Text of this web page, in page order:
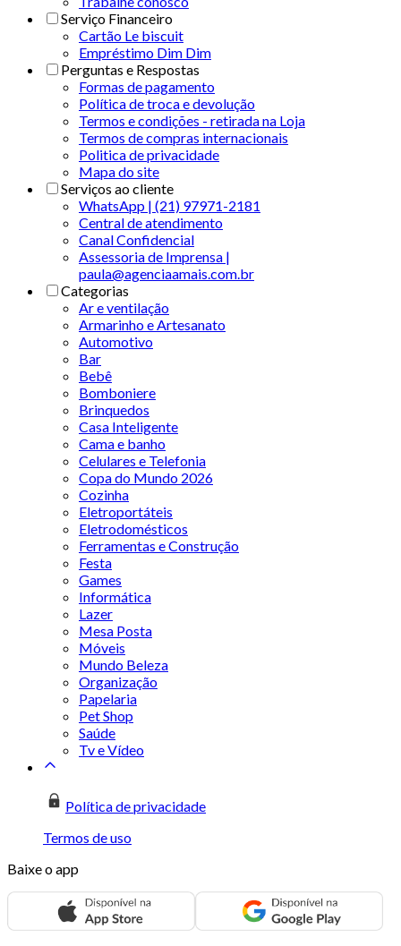
Serviço Financeiro
Cartão Le biscuit
Empréstimo Dim Dim
Perguntas e Respostas
Formas de pagamento
Política de troca e devolução
Termos e condições - retirada na Loja
Termos de compras internacionais
Politica de privacidade
Mapa do site
Serviços ao cliente
WhatsApp | (21) 97971-2181
Central de atendimento
Canal Confidencial
Assessoria de Imprensa |
paula@agenciaamais.com.br
Categorias
Ar e ventilação
Armarinho e Artesanato
Automotivo
Bar
Bebê
Bomboniere
Brinquedos
Casa Inteligente
Cama e banho
Celulares e Telefonia
Copa do Mundo 2026
Cozinha
Eletroportáteis
Eletrodomésticos
Ferramentas e Construção
Festa
Games
Informática
Lazer
Mesa Posta
Móveis
Mundo Beleza
Organização
Papelaria
Pet Shop
Saúde
Tv e Vídeo
Política de privacidade
Termos de uso
Baixe o app